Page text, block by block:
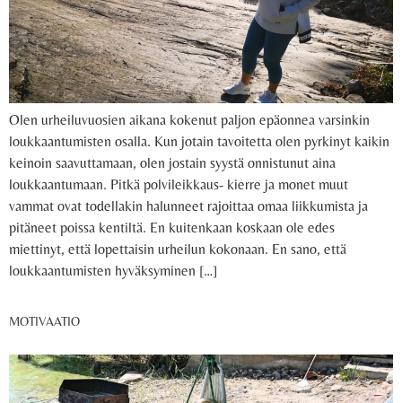
Olen urheiluvuosien aikana kokenut paljon epäonnea varsinkin
loukkaantumisten osalla. Kun jotain tavoitetta olen pyrkinyt kaikin
keinoin saavuttamaan, olen jostain syystä onnistunut aina
loukkaantumaan. Pitkä polvileikkaus- kierre ja monet muut
vammat ovat todellakin halunneet rajoittaa omaa liikkumista ja
pitäneet poissa kentiltä. En kuitenkaan koskaan ole edes
miettinyt, että lopettaisin urheilun kokonaan. En sano, että
loukkaantumisten hyväksyminen […]
MOTIVAATIO